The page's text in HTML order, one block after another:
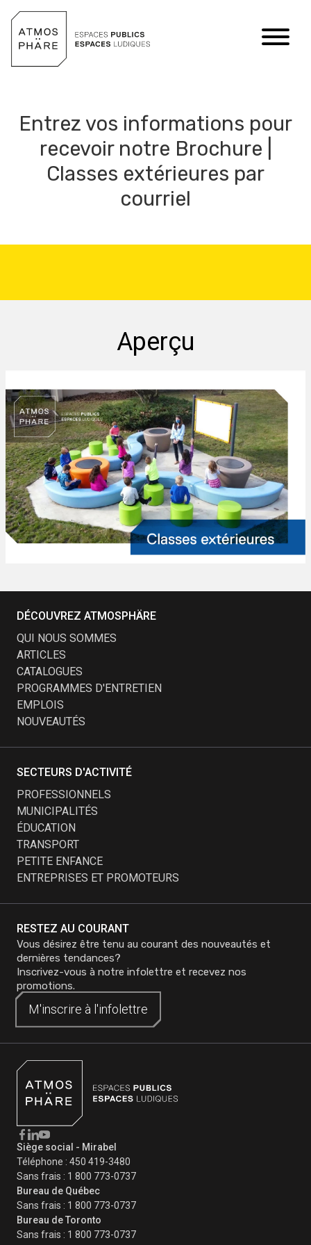
Entrez vos informations pour
recevoir notre Brochure |
Classes extérieures par
courriel
Aperçu
Siège social - Mirabel
Téléphone : 450 419-3480
Sans frais : 1 800 773-0737
Bureau de Québec
Sans frais : 1 800 773-0737
Bureau de Toronto
Sans frais : 1 800 773-0737
RESTEZ AU COURANT
Vous désirez être tenu au courant des nouveautés et
dernières tendances?
Inscrivez-vous à notre infolettre et recevez nos
promotions.
M'inscrire à l'infolettre
M'inscrire à l'infolettre
DÉCOUVREZ ATMOSPHÄRE
QUI NOUS SOMMES
ARTICLES
CATALOGUES
PROGRAMMES D'ENTRETIEN
EMPLOIS
NOUVEAUTÉS
SECTEURS D'ACTIVITÉ
PROFESSIONNELS
MUNICIPALITÉS
ÉDUCATION
TRANSPORT
PETITE ENFANCE
ENTREPRISES ET PROMOTEURS